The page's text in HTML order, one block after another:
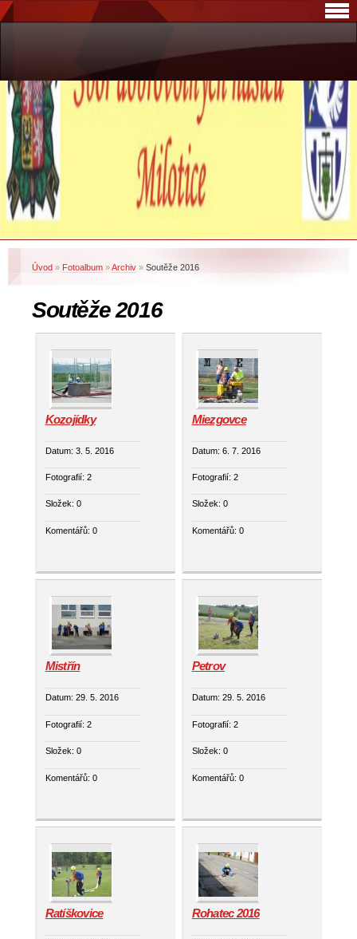
Úvod » Fotoalbum »Archiv » Soutěže 2016
Soutěže 2016
Kozojídky
Datum: 3. 5. 2016
Fotografií: 2
Složek: 0
Komentářů: 0
Miezgovce
Datum: 6. 7. 2016
Fotografií: 2
Složek: 0
Komentářů: 0
Mistřín
Datum: 29. 5. 2016
Fotografií: 2
Složek: 0
Komentářů: 0
Petrov
Datum: 29. 5. 2016
Fotografií: 2
Složek: 0
Komentářů: 0
Ratíškovice Rohatec 2016